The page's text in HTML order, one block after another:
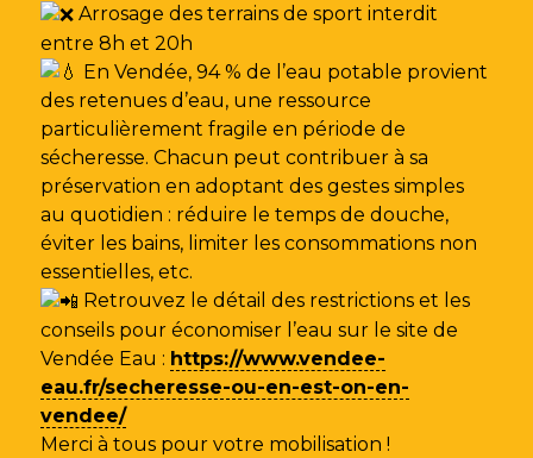
Arrosage des terrains de sport interdit
entre 8h et 20h
En Vendée, 94 % de l’eau potable provient
des retenues d’eau, une ressource
particulièrement fragile en période de
sécheresse. Chacun peut contribuer à sa
préservation en adoptant des gestes simples
au quotidien : réduire le temps de douche,
éviter les bains, limiter les consommations non
essentielles, etc.
Retrouvez le détail des restrictions et les
conseils pour économiser l’eau sur le site de
Vendée Eau : https://www.vendee-
eau.fr/secheresse-ou-en-est-on-en-
vendee/
Merci à tous pour votre mobilisation !